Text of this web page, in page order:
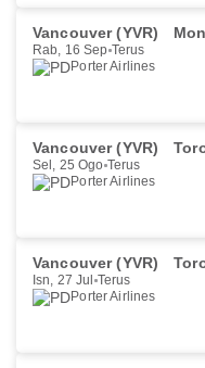
Vancouver (YVR)
Rab, 16 Sep Terus
Porter Airlines
Vancouver (YVR)
Sel, 25 Ogo Terus
Porter Airlines
Vancouver (YVR)
Isn, 27 Jul Terus
Porter Airlines